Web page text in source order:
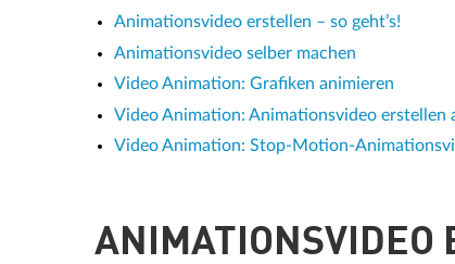
Animationsvideo erstellen – so geht’s!
Animationsvideo selber machen
Video Animation: Grafiken animieren
Video Animation: Animationsvideo erstellen
Video Animation: Stop-Motion-
ANIMATIONSVIDEO